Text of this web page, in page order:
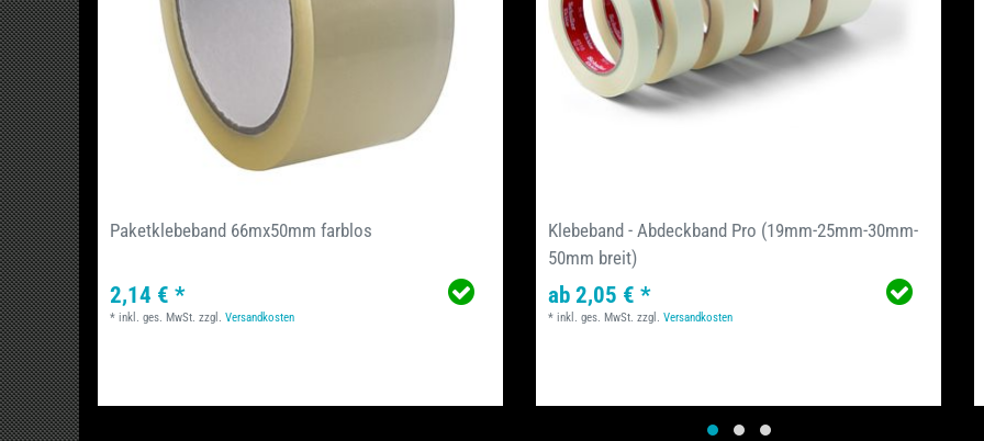
Paketklebeband 66mx50mm farblos
2,14 € *
*inkl. ges. MwSt. zzgl.Versandkosten
Klebeband - Abdeckband Pro (19mm-25mm-30mm-
50mm breit)
ab 2,05 € *
*inkl. ges. MwSt. zzgl.Versandkosten